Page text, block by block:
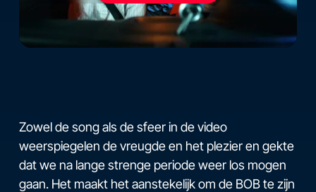
Zowel de song als de sfeer in de video
weerspiegelen de vreugde en het plezier en gekte
dat we na lange strenge periode weer los mogen
gaan. Het maakt het aanstekelijk om de BOB te zijn